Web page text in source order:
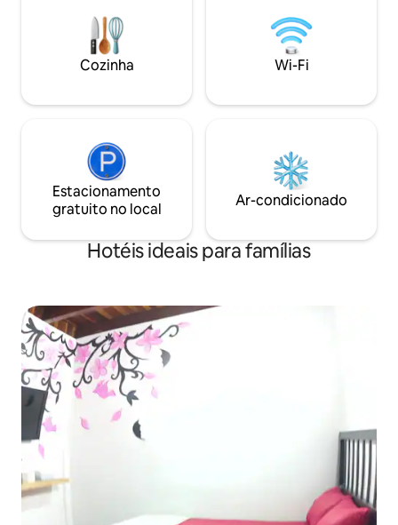
quarteirões da
Simón Bolívar 🌟
SAIME
Cozinha Wi-Fi
Estacionamento
gratuito no local
Ar-condicionado
Hotéis ideais para famílias